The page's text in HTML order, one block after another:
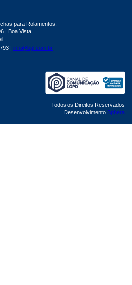
para Rolamentos.
| Boa Vista
| info@bgl.com.br
Todos os Direitos Reservados
Desenvolvimento Sphera